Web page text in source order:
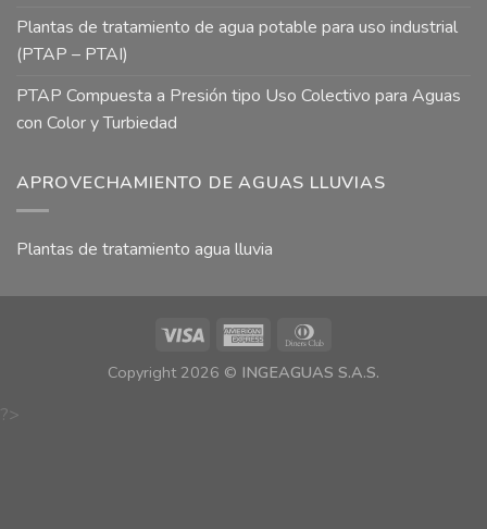
Plantas de tratamiento de agua potable para uso industrial
(PTAP – PTAI)
PTAP Compuesta a Presión tipo Uso Colectivo para Aguas
con Color y Turbiedad
APROVECHAMIENTO DE AGUAS LLUVIAS
Plantas de tratamiento agua lluvia
Copyright 2026 © INGEAGUAS S.A.S.
?>